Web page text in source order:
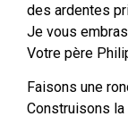
des ardentes
Je vous
Votre père
Faisons une
Construisons la